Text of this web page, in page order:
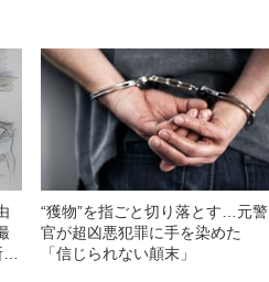
“獲物”を指ごと切り落とす…元警
官が超凶悪犯罪に手を染めた
「信じられない顛末」